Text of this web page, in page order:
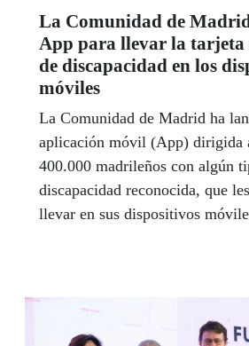
La Comunidad de
App para llevar la
de discapacidad en los
móviles
La Comunidad de Madrid ha
aplicación móvil (App) dirigida
400.000 madrileños con algún
discapacidad reconocida, que
llevar en sus dispositivos